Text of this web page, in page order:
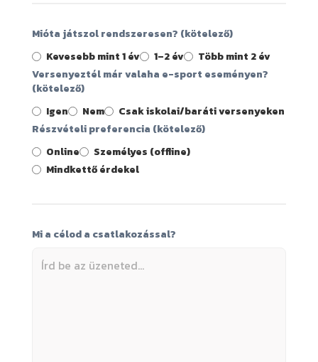
Mióta játszol rendszeresen? (kötelező)
Kevesebb mint 1 év
1–2 év
Több mint 2 év
Versenyeztél már valaha e-sport eseményen?
(kötelező)
Igen
Nem
Csak iskolai/baráti versenyeken
Részvételi preferencia (kötelező)
Online
Személyes (offline)
Mindkettő érdekel
Mi a célod a csatlakozással?